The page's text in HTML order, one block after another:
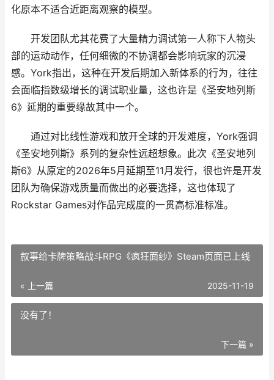
化原本不适合近距离观察的模型。
开发团队尤其花费了大量精力调试第一人称下人物头
部的运动动作，任何细微的不协调都会影响玩家的沉浸
感。York指出，这种在开发后期加入新体系的行为，往往
会面临指数级增长的调试职业量，这也许是《圣安地列斯
6》延期的重要缘故其中一个。
通过对比线性游戏和放开全球的开发难度，York强调
《圣安地列斯》系列的复杂性远超想象。此次《圣安地列
斯6》从原定的2026年5月延期至11月发行，很也许是开发
团队为确保游戏质量而做出的必要选择，这也体现了
Rockstar Games对作品完成度的一贯高标准标准。
叙事给卡牌策略战斗RPG《疯狂面纱》Steam页面已上线
« 上一篇 2025-11-19
没有了！
下一篇 »